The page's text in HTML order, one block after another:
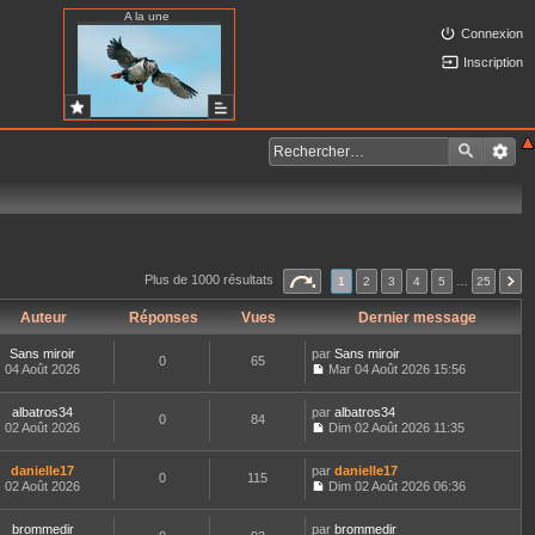
A la une
Connexion
Inscription
Plus de 1000 résultats 1 2 3 4 5 25
Auteur Réponses Vues Dernier message
Sans miroir
04 Août 2026
0 65 par Sans miroir
o
n
s
t
e
Mar 04 Août 2026 15:56
albatros34
02 Août 2026
0 84 par albatros34
o
n
s
Dim 02 Août 2026 11:35
danielle17
02 Août 2026
0 115 par danielle17
o
n
Dim 02 Août 2026 06:36
brommedir
par brommedir